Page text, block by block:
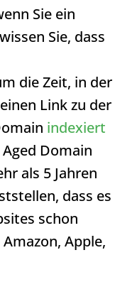
Sie ein
Sie, dass
die Zeit, in der
Link zu der
indexiert
Domain
als 5 Jahren
dass es
schon
Apple,